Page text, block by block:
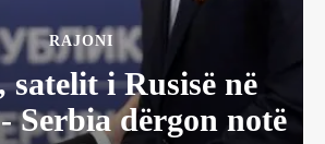
RAJONI
satelit i Rusisë në
Serbia dërgon notë